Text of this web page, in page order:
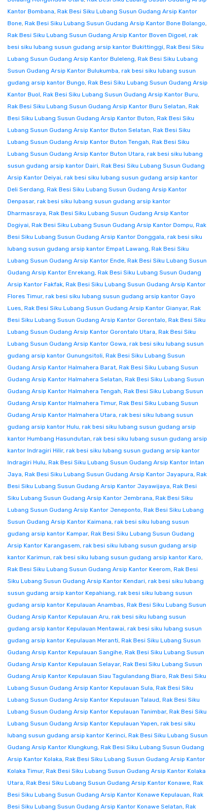
Kantor Bombana, Rak Besi Siku Lubang Susun Gudang Arsip Kantor
Bone, Rak Besi Siku Lubang Susun Gudang Arsip Kantor Bone Bolango,
Rak Besi Siku Lubang Susun Gudang Arsip Kantor Boven Digoel, rak
besi siku lubang susun gudang arsip kantor Bukittinggi, Rak Besi Siku
Lubang Susun Gudang Arsip Kantor Buleleng, Rak Besi Siku Lubang
Susun Gudang Arsip Kantor Bulukumba, rak besi siku lubang susun
gudang arsip kantor Bungo, Rak Besi Siku Lubang Susun Gudang Arsip
Kantor Buol, Rak Besi Siku Lubang Susun Gudang Arsip Kantor Buru,
Rak Besi Siku Lubang Susun Gudang Arsip Kantor Buru Selatan, Rak
Besi Siku Lubang Susun Gudang Arsip Kantor Buton, Rak Besi Siku
Lubang Susun Gudang Arsip Kantor Buton Selatan, Rak Besi Siku
Lubang Susun Gudang Arsip Kantor Buton Tengah, Rak Besi Siku
Lubang Susun Gudang Arsip Kantor Buton Utara, rak besi siku lubang
susun gudang arsip kantor Dairi, Rak Besi Siku Lubang Susun Gudang
Arsip Kantor Deiyai, rak besi siku lubang susun gudang arsip kantor
Deli Serdang, Rak Besi Siku Lubang Susun Gudang Arsip Kantor
Denpasar, rak besi siku lubang susun gudang arsip kantor
Dharmasraya, Rak Besi Siku Lubang Susun Gudang Arsip Kantor
Dogiyai, Rak Besi Siku Lubang Susun Gudang Arsip Kantor Dompu, Rak
Besi Siku Lubang Susun Gudang Arsip Kantor Donggala, rak besi siku
lubang susun gudang arsip kantor Empat Lawang, Rak Besi Siku
Lubang Susun Gudang Arsip Kantor Ende, Rak Besi Siku Lubang Susun
Gudang Arsip Kantor Enrekang, Rak Besi Siku Lubang Susun Gudang
Arsip Kantor Fakfak, Rak Besi Siku Lubang Susun Gudang Arsip Kantor
Flores Timur, rak besi siku lubang susun gudang arsip kantor Gayo
Lues, Rak Besi Siku Lubang Susun Gudang Arsip Kantor Gianyar, Rak
Besi Siku Lubang Susun Gudang Arsip Kantor Gorontalo, Rak Besi Siku
Lubang Susun Gudang Arsip Kantor Gorontalo Utara, Rak Besi Siku
Lubang Susun Gudang Arsip Kantor Gowa, rak besi siku lubang susun
gudang arsip kantor Gunungsitoli, Rak Besi Siku Lubang Susun
Gudang Arsip Kantor Halmahera Barat, Rak Besi Siku Lubang Susun
Gudang Arsip Kantor Halmahera Selatan, Rak Besi Siku Lubang Susun
Gudang Arsip Kantor Halmahera Tengah, Rak Besi Siku Lubang Susun
Gudang Arsip Kantor Halmahera Timur, Rak Besi Siku Lubang Susun
Gudang Arsip Kantor Halmahera Utara, rak besi siku lubang susun
gudang arsip kantor Hulu, rak besi siku lubang susun gudang arsip
kantor Humbang Hasundutan, rak besi siku lubang susun gudang arsip
kantor Indragiri Hilir, rak besi siku lubang susun gudang arsip kantor
Indragiri Hulu, Rak Besi Siku Lubang Susun Gudang Arsip Kantor Intan
Jaya, Rak Besi Siku Lubang Susun Gudang Arsip Kantor Jayapura, Rak
Besi Siku Lubang Susun Gudang Arsip Kantor Jayawijaya, Rak Besi
Siku Lubang Susun Gudang Arsip Kantor Jembrana, Rak Besi Siku
Lubang Susun Gudang Arsip Kantor Jeneponto, Rak Besi Siku Lubang
Susun Gudang Arsip Kantor Kaimana, rak besi siku lubang susun
gudang arsip kantor Kampar, Rak Besi Siku Lubang Susun Gudang
Arsip Kantor Karangasem, rak besi siku lubang susun gudang arsip
kantor Karimun, rak besi siku lubang susun gudang arsip kantor Karo,
Rak Besi Siku Lubang Susun Gudang Arsip Kantor Keerom, Rak Besi
Siku Lubang Susun Gudang Arsip Kantor Kendari, rak besi siku lubang
susun gudang arsip kantor Kepahiang, rak besi siku lubang susun
gudang arsip kantor Kepulauan Anambas, Rak Besi Siku Lubang Susun
Gudang Arsip Kantor Kepulauan Aru, rak besi siku lubang susun
gudang arsip kantor Kepulauan Mentawai, rak besi siku lubang susun
gudang arsip kantor Kepulauan Meranti, Rak Besi Siku Lubang Susun
Gudang Arsip Kantor Kepulauan Sangihe, Rak Besi Siku Lubang Susun
Gudang Arsip Kantor Kepulauan Selayar, Rak Besi Siku Lubang Susun
Gudang Arsip Kantor Kepulauan Siau Tagulandang Biaro, Rak Besi Siku
Lubang Susun Gudang Arsip Kantor Kepulauan Sula, Rak Besi Siku
Lubang Susun Gudang Arsip Kantor Kepulauan Talaud, Rak Besi Siku
Lubang Susun Gudang Arsip Kantor Kepulauan Tanimbar, Rak Besi Siku
Lubang Susun Gudang Arsip Kantor Kepulauan Yapen, rak besi siku
lubang susun gudang arsip kantor Kerinci, Rak Besi Siku Lubang Susun
Gudang Arsip Kantor Klungkung, Rak Besi Siku Lubang Susun Gudang
Arsip Kantor Kolaka, Rak Besi Siku Lubang Susun Gudang Arsip Kantor
Kolaka Timur, Rak Besi Siku Lubang Susun Gudang Arsip Kantor Kolaka
Utara, Rak Besi Siku Lubang Susun Gudang Arsip Kantor Konawe, Rak
Besi Siku Lubang Susun Gudang Arsip Kantor Konawe Kepulauan, Rak
Besi Siku Lubang Susun Gudang Arsip Kantor Konawe Selatan, Rak